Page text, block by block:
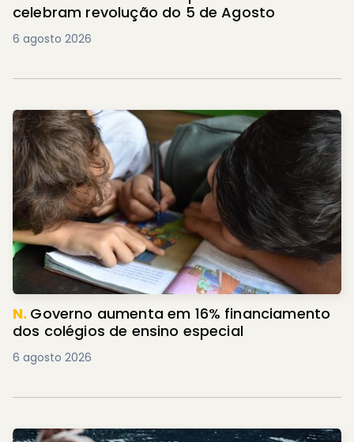
celebram revolução do 5 de Agosto
6 agosto 2026
N. Governo aumenta em 16% financiamento
dos colégios de ensino especial
6 agosto 2026